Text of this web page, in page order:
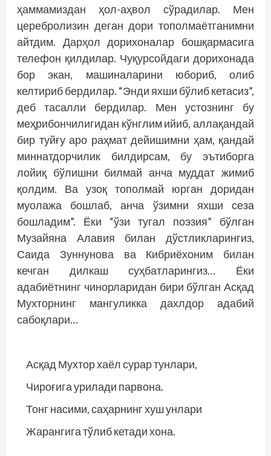
ҳаммамиздан ҳол-аҳвол сўрадилар. Мен
церебролизин деган дори тополмаётганимни
айтдим. Дарҳол дорихоналар бошқармасига
телефон қилдилар. Чуқурсойдаги дорихонада
бор экан, машиналарини юбориб, олиб
келтириб бердилар. “Энди яхши бўлиб кетасиз”,
деб тасалли бердилар. Мен устознинг бу
меҳрибончилигидан кўнглим ийиб, аллақандай
бир туйғу аро раҳмат дейишимни ҳам, қандай
миннатдорчилик билдирсам, бу эътиборга
лойиқ бўлишни билмай анча муддат жимиб
қолдим. Ва узоқ тополмай юрган доридан
муолажа бошлаб, анча ўзимни яхши сеза
бошладим”. Ёки “ўзи тугал поэзия” бўлган
Музайяна Алавия билан дўстликларингиз,
Саида Зуннунова ва Кибриёхоним билан
кечган дилкаш суҳбатларингиз… Ёки
адабиётнинг чинорларидан бири бўлган Асқад
Мухторнинг мангуликка дахлдор адабий
сабоқлари…
Асқад Мухтор хаёл сурар тунлари,
Чироғига урилади парвона.
Тонг насими, саҳарнинг хуш унлари
Жарангига тўлиб кетади хона.